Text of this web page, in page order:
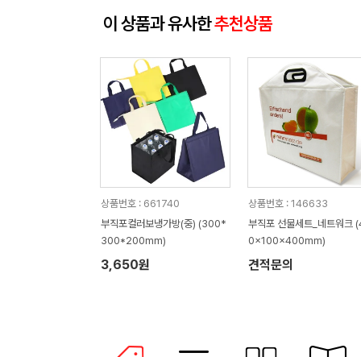
이 상품과 유사한추천상품
상품번호 : 661740
부직포컬러보냉가방(중) (300*
300*200mm)
3,650원
상품번호 : 146633
부직포 선물세트_네트워크
0x100x400mm)
견적문의